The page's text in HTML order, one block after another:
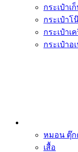
กระเป๋า
กระเป๋าโ
กระเป๋าเ
กระเป๋าอ
หมอน ตุ๊ก
เสื้อ